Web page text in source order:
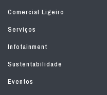
Comercial Ligeiro
Serviços
Infotainment
Sustentabilidade
Eventos